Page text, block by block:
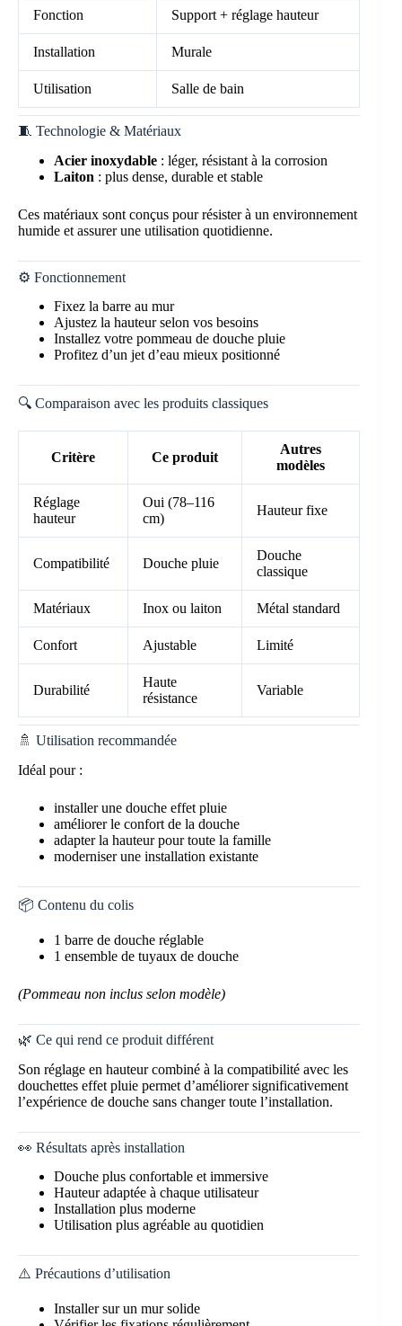
Fonction Support + réglage hauteur
Installation Murale
Utilisation Salle de bain
🧵 Technologie & Matériaux
Acier inoxydable : léger, résistant à la corrosion
Laiton : plus dense, durable et stable
Ces matériaux sont conçus pour résister à un environnement
humide et assurer une utilisation quotidienne.
⚙️ Fonctionnement
Fixez la barre au mur
Ajustez la hauteur selon vos besoins
Installez votre pommeau de douche pluie
Profitez d’un jet d’eau mieux positionné
🔍 Comparaison avec les produits classiques
Critère Ce produit
Autres
modèles
Réglage
hauteur
Oui (78–116
cm)
Hauteur fixe
Compatibilité Douche pluie
Douche
classique
Matériaux Inox ou laiton Métal standard
Confort Ajustable Limité
Durabilité
Haute
résistance
Variable
🚿 Utilisation recommandée
Idéal pour :
installer une douche effet pluie
améliorer le confort de la douche
adapter la hauteur pour toute la famille
moderniser une installation existante
📦 Contenu du colis
1 barre de douche réglable
1 ensemble de tuyaux de douche
(Pommeau non inclus selon modèle)
🌿 Ce qui rend ce produit différent
Son réglage en hauteur combiné à la compatibilité avec les
douchettes effet pluie permet d’améliorer significativement
l’expérience de douche sans changer toute l’installation.
👀 Résultats après installation
Douche plus confortable et immersive
Hauteur adaptée à chaque utilisateur
Installation plus moderne
Utilisation plus agréable au quotidien
⚠️ Précautions d’utilisation
Installer sur un mur solide